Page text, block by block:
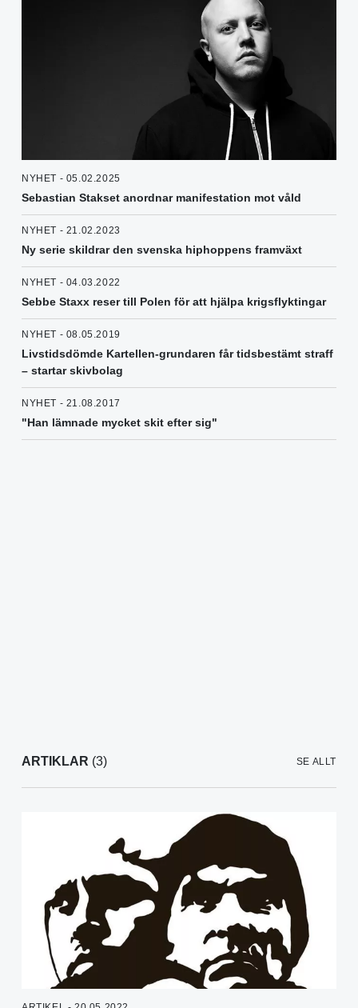
NYHET - 05.02.2025
Sebastian Stakset anordnar manifestation mot våld
NYHET - 21.02.2023
Ny serie skildrar den svenska hiphoppens framväxt
NYHET - 04.03.2022
Sebbe Staxx reser till Polen för att hjälpa krigsflyktingar
NYHET - 08.05.2019
Livstidsdömde Kartellen-grundaren får tidsbestämt straff
– startar skivbolag
NYHET - 21.08.2017
"Han lämnade mycket skit efter sig"
ARTIKLAR (3) SE ALLT